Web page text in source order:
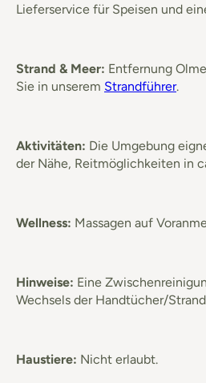
Lieferservice für Speisen und
Strand & Meer: Entfernung
Sie in unserem Strandführer.
Aktivitäten: Die Umgebung
der Nähe, Reitmöglichkeiten in
Wellness: Massagen auf
Hinweise: Eine
Wechsels der Handtücher/
Haustiere: Nicht erlaubt.